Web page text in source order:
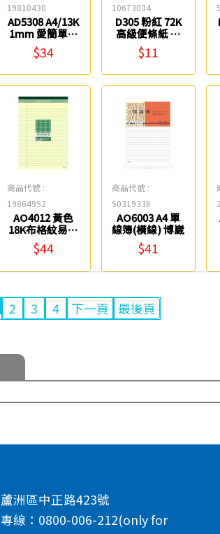
19810430
AD5308 A4/13K
1mm 愛簡單方
格紙 博崴
$34
10673034
D305 粉紅 72K
高級便條紙 美
加美
$11
商品代號 :
19864952
AO4012 黃色
18K布格紋易撕
企劃紙 博崴
$44
商品代號 :
50319336
AO6003 A4 單
線簿(橫線) 博崴
$41
2 3 4 下一頁 最後頁
洲區中正路423號
線：0800-006-212(only for